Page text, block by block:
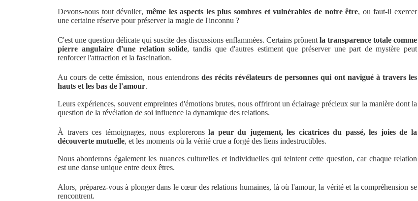
Devons-nous tout dévoiler, même les aspects les plus sombres et vulnérables de notre être, ou faut-il exercer
une certaine réserve pour préserver la magie de l'inconnu ?
C'est une question délicate qui suscite des discussions enflammées. Certains prônentla transparence totale comme
pierre angulaire d'une relation solide, tandis que d'autres estiment que préserver une part de mystère peut
renforcer l'attraction et la fascination.
Au cours de cette émission, nous entendrons des récits révélateurs de personnes qui ont navigué à travers les
hauts et les bas de l'amour.
Leurs expériences, souvent empreintes d'émotions brutes, nous offriront un éclairage précieux sur la manière dont la
question de la révélation de soi influence la dynamique des relations.
À travers ces témoignages, nous exploreronsla peur du jugement, les cicatrices du passé, les joies de la
découverte mutuelle, et les moments où la vérité crue a forgé des liens indestructibles.
Nous aborderons également les nuances culturelles et individuelles qui teintent cette question, car chaque relation
est une danse unique entre deux êtres.
Alors, préparez-vous à plonger dans le cœur des relations humaines, là où l'amour, la vérité et la compréhension se
rencontrent.